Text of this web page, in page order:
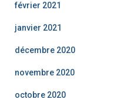
février 2021
janvier 2021
décembre 2020
novembre 2020
octobre 2020